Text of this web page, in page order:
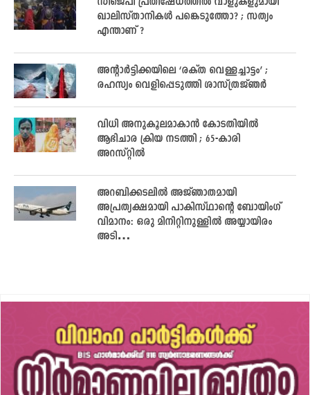
ഖാലിസ്താനികൾ പങ്കെടുത്തോ? ; സത്യം
എന്താണ് ?
അന്റാർട്ടിക്കയിലെ ‘രക്ത വെള്ളച്ചാട്ടം’ ;
രഹസ്യം വെളിപ്പെടുത്തി ശാസ്ത്രജ്ഞർ
വിധി അനുകൂലമാകാൻ കോടതിയിൽ
ആഭിചാര ക്രിയ നടത്തി ; 65-കാരി
അറസ്റ്റിൽ
അറബിക്കടലിൽ അജ്ഞാതമായി
അപ്രത്യക്ഷമായി പാകിസ്ഥാന്റെ ബോയിംഗ്
വിമാനം: ഒരു മിനിറ്റിനുള്ളിൽ അയ്യായിരം
അടി…